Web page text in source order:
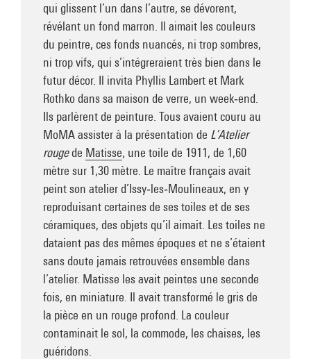
qui glissent l’un dans l’autre, se dévorent,
révélant un fond marron. Il aimait les couleurs
du peintre, ces fonds nuancés, ni trop sombres,
ni trop vifs, qui s’intégreraient très bien dans le
futur décor. Il invita Phyllis Lambert et Mark
Rothko dans sa maison de verre, un week‑end.
Ils parlèrent de peinture. Tous avaient couru au
MoMA assister à la présentation de L’Atelier
rougede Matisse, une toile de 1911, de 1,60
mètre sur 1,30 mètre. Le maître français avait
peint son atelier d’Issy‑les‑Moulineaux, en y
reproduisant certaines de ses toiles et de ses
céramiques, des objets qu’il aimait. Les toiles ne
dataient pas des mêmes époques et ne s’étaient
sans doute jamais retrouvées ensemble dans
l’atelier. Matisse les avait peintes une seconde
fois, en miniature. Il avait transformé le gris de
la pièce en un rouge profond. La couleur
contaminait le sol, la commode, les chaises, les
guéridons.